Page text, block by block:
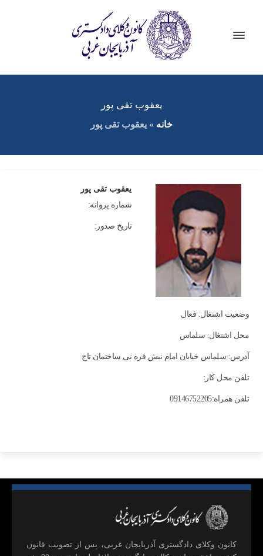
یعقوب تقی پور
خانه » یعقوب تقی پور
یعقوب تقی پور
شماره پروانه:
تاریخ صدور:
وضعیت اشتغال: فعال
محل اشتغال: سلماس
آدرس: سلماس خیابان امام نبش قره نی ساختمان تاج
تلفن محل کار:
تلفن همراه:09146752205
كانون وكلای دادگستری آذربايجان غربی، پس از تصويب قانون